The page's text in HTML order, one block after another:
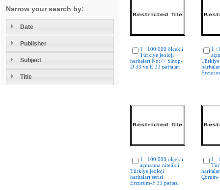
Narrow your search by:
Date
Publisher
Subject
Title
1 : 100 000 ölçekli
Türkiye jeoloji
haritaları No:77 Sinop-
D 33 ve E 33 paftaları
1 :
1 : 100 000 ölçekli
açınsama nitelikli
Türkiye jeoloji
haritaları serisi
Erzurum-F 33 paftası
1 :
Çorum-